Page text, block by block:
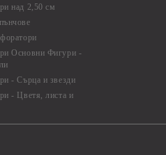
над 2,50 см
Основни Фигури -
- Сърца и звезди
- Цветя, листа и